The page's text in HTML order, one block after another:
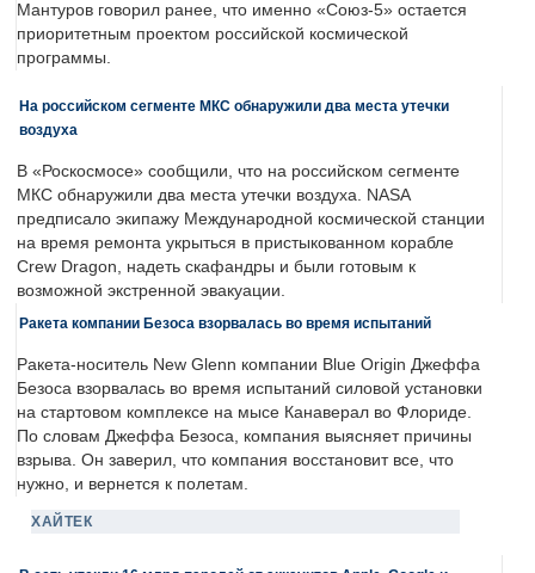
Мантуров говорил ранее, что именно «Союз-5» остается
приоритетным проектом российской космической
программы.
На российском сегменте МКС обнаружили два места утечки
воздуха
В «Роскосмосе» сообщили, что на российском сегменте
МКС обнаружили два места утечки воздуха. NASA
предписало экипажу Международной космической станции
на время ремонта укрыться в пристыкованном корабле
Crew Dragon, надеть скафандры и были готовым к
возможной экстренной эвакуации.
Ракета компании Безоса взорвалась во время испытаний
Ракета-носитель New Glenn компании Blue Origin Джеффа
Безоса взорвалась во время испытаний силовой установки
на стартовом комплексе на мысе Канаверал во Флориде.
По словам Джеффа Безоса, компания выясняет причины
взрыва. Он заверил, что компания восстановит все, что
нужно, и вернется к полетам.
ХАЙТЕК